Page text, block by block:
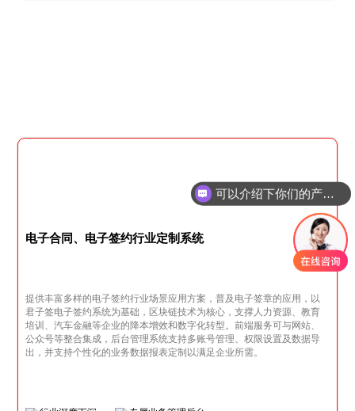
电子合同、电子签约行业定制系统
提供丰富多样的电子签约行业场景应用方案，普及电子签章的应用，以
君子签电子签约系统为基础，区块链技术为核心，支撑人力资源、教育
培训、汽车金融等企业的降本增效和数字化转型。前端服务可与网站、
公众号等整合集成，后台管理系统支持多账号管理、权限设置及数据导
出，并支持个性化的业务数据报表定制以满足企业所需。
可以介绍下你们的产品么